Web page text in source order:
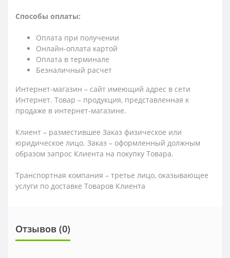
Способы оплаты:
Оплата при получении
Онлайн-оплата картой
Оплата в терминале
Безналичный расчет
Интернет-магазин – сайт имеющий адрес в сети
Интернет. Товар – продукция, представленная к
продаже в интернет-магазине.
Клиент – разместившее Заказ физическое или
юридическое лицо. Заказ – оформленный должным
образом запрос Клиента на покупку Товара.
Транспортная компания – третье лицо, оказывающее
услуги по доставке Товаров Клиента
Отзывов (0)